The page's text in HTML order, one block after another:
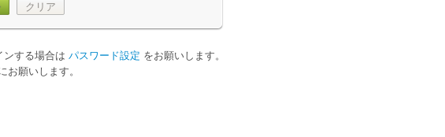
クリア
ンする場合は パスワード設定 をお願いします。
お願いします。